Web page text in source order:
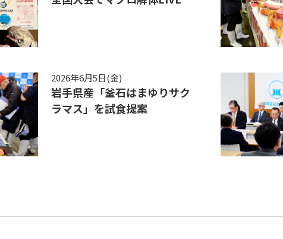
2026年6月5日(金)
岩手県産「釜石はまゆりサク
ラマス」を試食提案